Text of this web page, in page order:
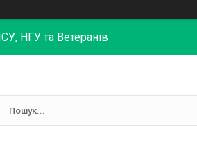
НГУ та Ветеранів